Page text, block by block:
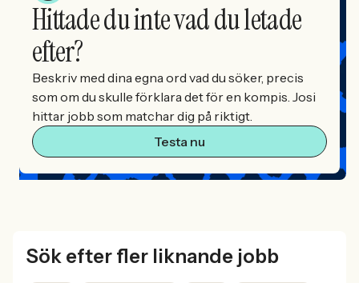
Hittade du inte vad du letade
efter?
Beskriv med dina egna ord vad du söker, precis
som om du skulle förklara det för en kompis. Josi
hittar jobb som matchar dig på riktigt.
Testa nu
Sök efter fler liknande jobb